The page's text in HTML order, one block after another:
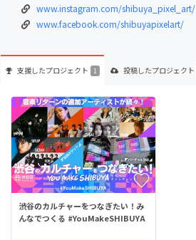
www.instagram.com/shibuya_pixel_art/
www.facebook.com/shibuyapixelart/
支援したプロジェクト 1 投稿したプロジェクト
渋谷のカルチャーをつなぎたい！み
んなでつくる #YouMakeSHIBUYA